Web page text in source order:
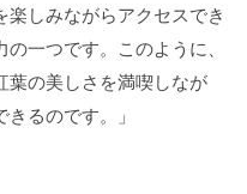
楽しみながらアクセスでき
一つです。このように、
葉の美しさを満喫しなが
るのです。」